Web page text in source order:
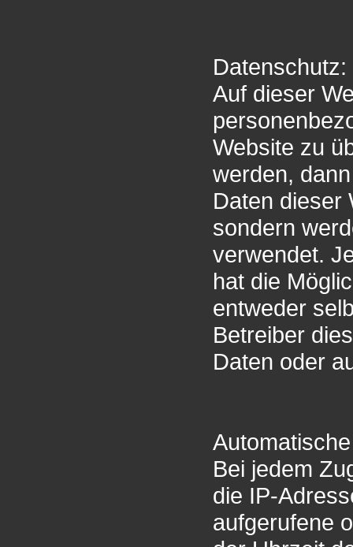
Datenschutz:
Auf dieser
Website zu
werden,
Daten dieser
sondern
verwendet.
hat die
entweder
Betreiber
Daten oder
Bei jedem
die IP-
aufgerufene